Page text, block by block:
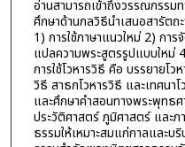
อ่านสามารถเข้าถึงวรรณกรร
ศึกษาด้านกลวิธีนำเสนอสารัต
1) การใช้ภาษาแนวใหม่ 2) กา
แปลความพระสูตรรูปแบบใหม่
การใช้โวหารวิธี คือ บรรยายโ
วิธี สาธกโวหารวิธี และเทศนา
และศึกษาคำสอนทางพระพุทธ
ประวัติศาสตร์ ภูมิศาสตร์ และ
ธรรมให้เหมาะสมแก่กาลและ